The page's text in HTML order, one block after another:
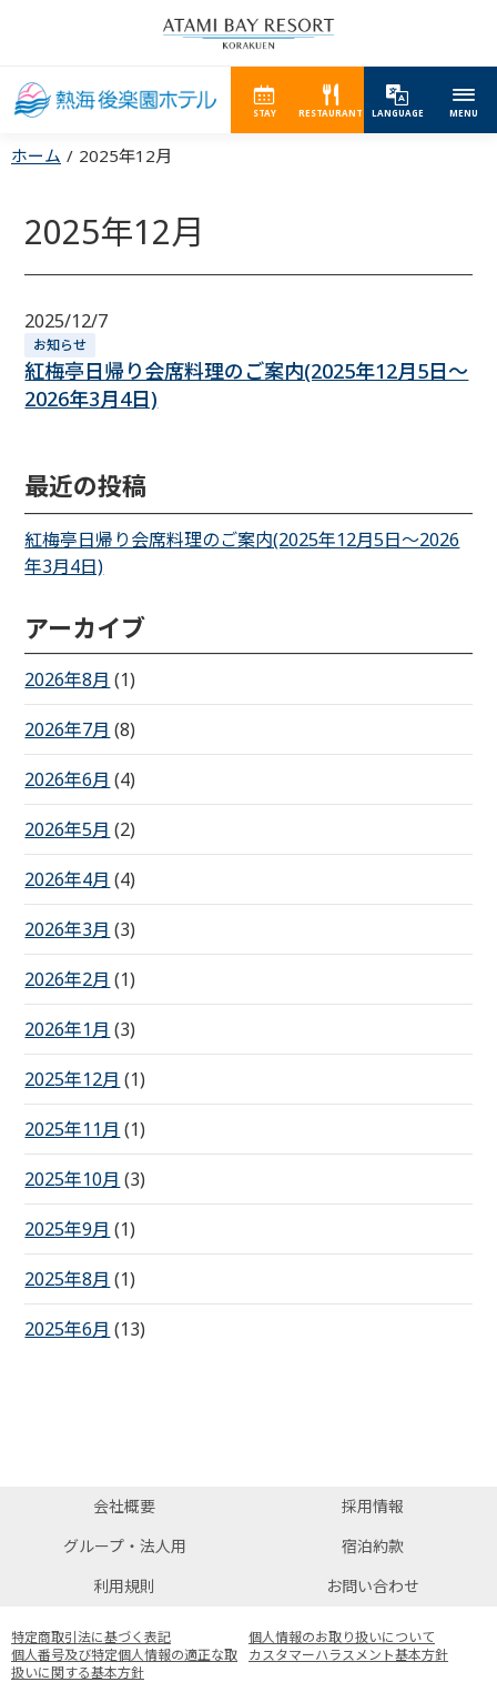
STAY RESTAURANT LANGUAGE MENU
ホーム 2025年12月
2025年12月
2025/12/7
お知らせ
紅梅亭日帰り会席料理のご案内(2025年12月5日～
2026年3月4日)
最近の投稿
紅梅亭日帰り会席料理のご案内(2025年12月5日～2026
年3月4日)
アーカイブ
2026年8月 (1)
2026年7月 (8)
2026年6月 (4)
2026年5月 (2)
2026年4月 (4)
2026年3月 (3)
2026年2月 (1)
2026年1月 (3)
2025年12月 (1)
2025年11月 (1)
2025年10月 (3)
2025年9月 (1)
2025年8月 (1)
2025年6月 (13)
会社概要
採用情報
グループ・法人用
宿泊約款
利用規則
お問い合わせ
特定商取引法に基づく表記
個人情報のお取り扱いについて
個人番号及び特定個人情報の適正な取
扱いに関する基本方針
カスタマーハラスメント基本方針